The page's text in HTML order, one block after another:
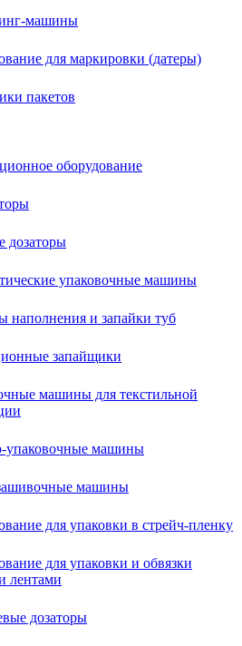
машины
для маркировки (датеры)
пакетов
оборудование
дозаторы
упаковочные машины
и запайки туб
запайщики
машины для текстильной
упаковочные машины
машины
для упаковки в стрейч-пленку
для упаковки и обвязки
лентами
дозаторы